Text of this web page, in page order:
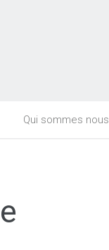
Qui sommes nous